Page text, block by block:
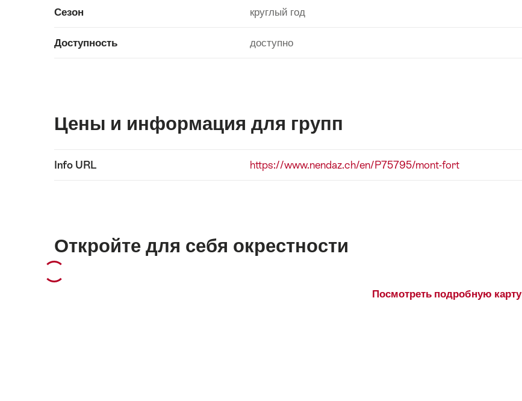
Подробнее
content
Сезон круглый год
Доступность доступно
Цены и информация для групп
Подробнее
content
Info URL https://www.nendaz.ch/en/P75795/mont-fort
Откройте для себя окрестности
Посмотреть подробную карту